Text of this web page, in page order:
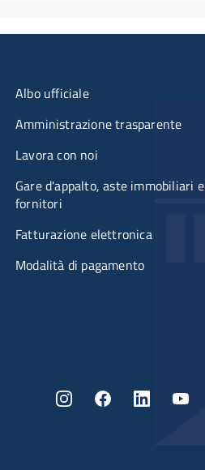
Menu organizzazione
Albo ufficiale
Amministrazione trasparente
Lavora con noi
Gare d'appalto, aste immobiliari e
fornitori
Fatturazione elettronica
Modalità di pagamento